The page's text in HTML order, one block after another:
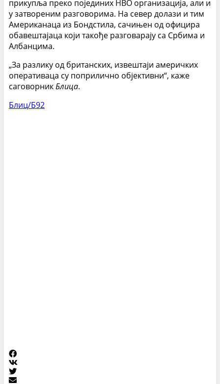
прикупља преко појединих НВО организација, али и
у затвореним разговорима. На север долази и тим
Американаца из Бондстила, сачињен од официра
обавештајаца који такође разговарају са Србима и
Албанцима.
„За разлику од британских, извештаји америчких
оперативаца су поприлично објективни“, каже
саговорникБлица.
Блиц/Б92